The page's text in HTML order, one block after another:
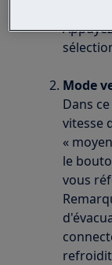
Mode
Dans
vitesse
«
le
vous